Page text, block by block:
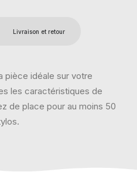
Livraison et retour
pièce idéale sur votre
les caractéristiques de
de place pour au moins 50